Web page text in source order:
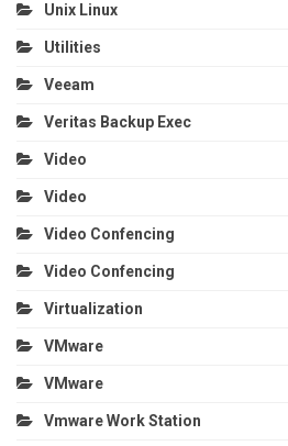
Unix Linux
Utilities
Veeam
Veritas Backup Exec
Video
Video
Video Confencing
Video Confencing
Virtualization
VMware
VMware
Vmware Work Station